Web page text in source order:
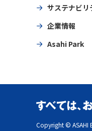
サステナビリ
企業情報
Asahi Park
Copyright © ASAHI